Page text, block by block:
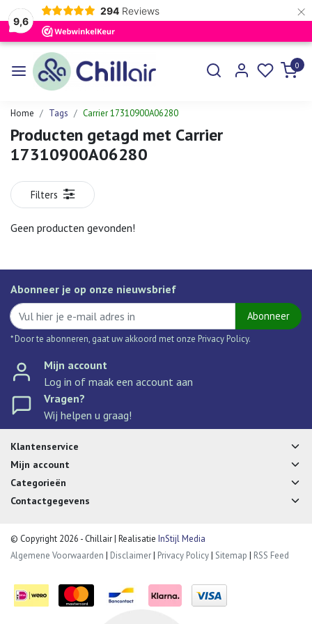
9,6
294 Reviews ×
0
Home Tags Carrier 17310900A06280
Producten getagd met Carrier
17310900A06280
Filters
Geen producten gevonden!
Abonneer je op onze nieuwsbrief
Abonneer
* Door te abonneren, gaat uw akkoord met onze Privacy Policy.
Mijn account
Log in of maak een account aan
Vragen?
Wij helpen u graag!
Klantenservice
Mijn account
Categorieën
Contactgegevens
© Copyright 2026 - Chillair | Realisatie InStijl Media
Algemene Voorwaarden | Disclaimer| Privacy Policy| Sitemap | RSS Feed